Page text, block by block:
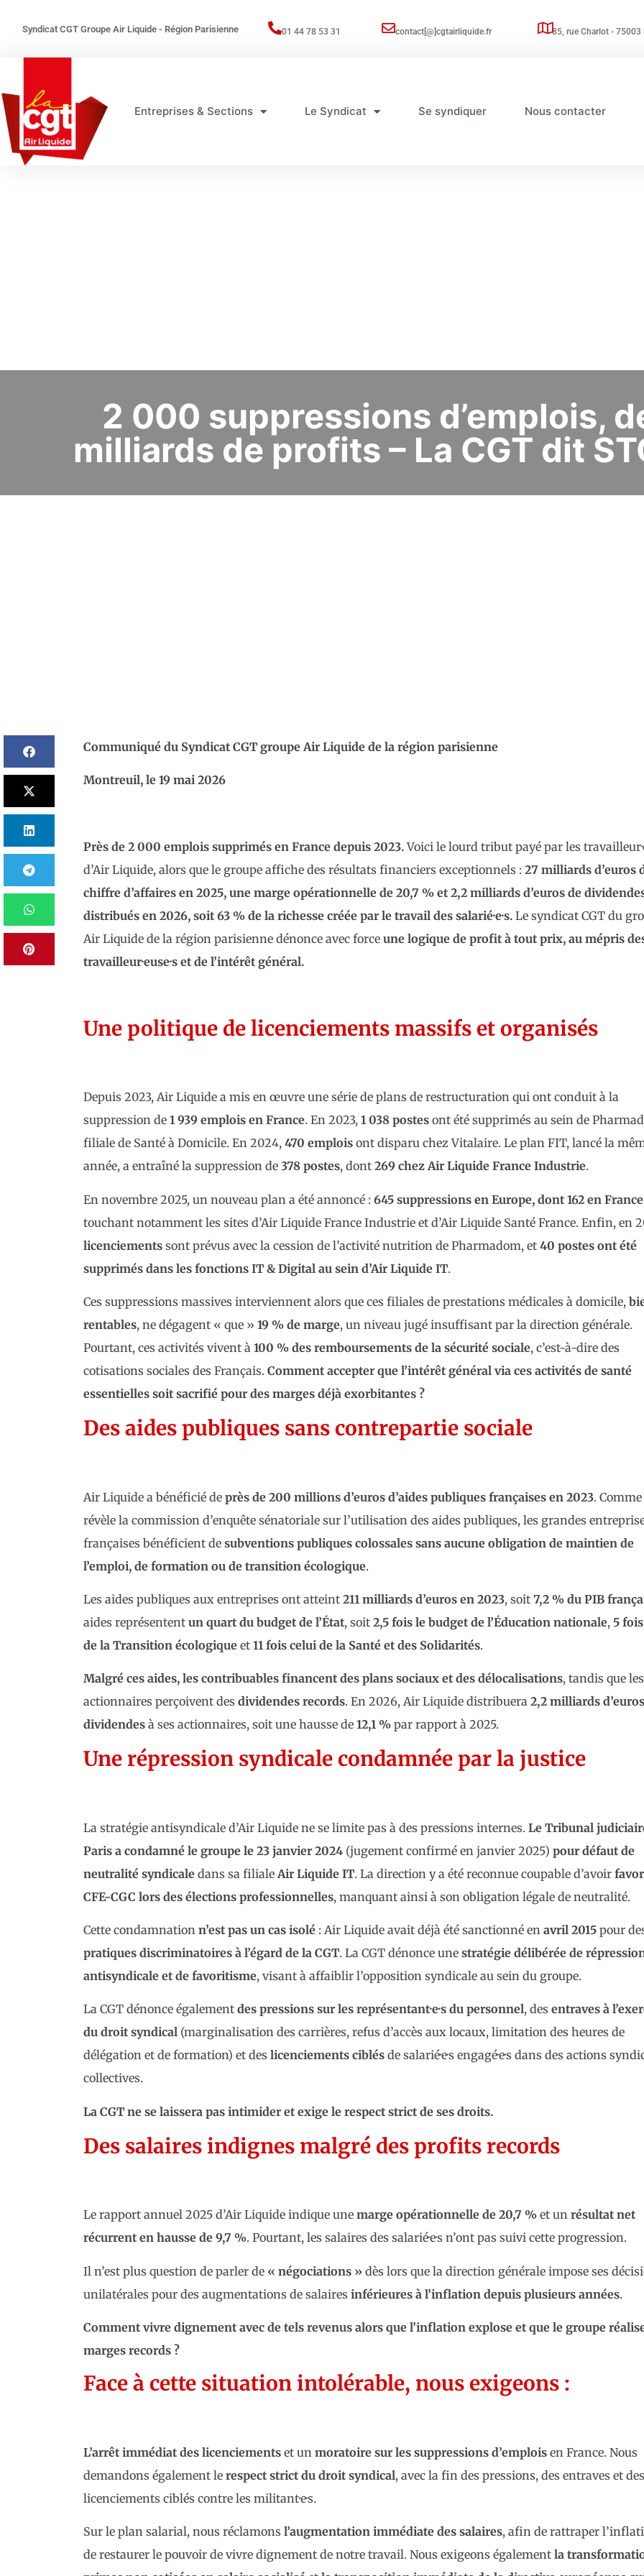
Syndicat CGT Groupe Air Liquide - Région Parisienne 01 44 78 53 31 contact[@]cgtairliquide.fr 85, rue Charlot - 75003
Entreprises & Sections Le Syndicat Se syndiquer Nous contacter
2 000 suppressions d’emplois,
milliards de profits – La CGT dit
Communiqué du Syndicat CGT groupe Air Liquide de la région parisienne
Montreuil, le 19 mai 2026
Près de 2 000 emplois supprimés en France depuis 2023.Voici le lourd tribut payé par les
d’Air Liquide, alors que le groupe affiche des résultats financiers exceptionnels : 27 milliards d’euros
chiffre d’affaires en 2025, une marge opérationnelle de 20,7 % et 2,2 milliards d’euros de
distribués en 2026, soit 63 % de la richesse créée par le travail des salarié·e·s.Le syndicat CGT du
Air Liquide de la région parisienne dénonce avec force une logique de profit à tout prix, au mépris
travailleur·euse·s et de l’intérêt général.
Une politique de licenciements massifs et organisés
Depuis 2023, Air Liquide a mis en œuvre une série de plans de restructuration qui ont conduit à la
suppression de 1 939 emplois en France. En 2023, 1 038 postesont été supprimés au sein de
filiale de Santé à Domicile. En 2024, 470 emploisont disparu chez Vitalaire. Le plan FIT, lancé la
année, a entraîné la suppression de 378 postes, dont 269 chez Air Liquide France Industrie.
En novembre 2025, un nouveau plan a été annoncé : 645 suppressions en Europe, dont 162 en France
touchant notamment les sites d’Air Liquide France Industrie et d’Air Liquide Santé France. Enfin, en
licenciementssont prévus avec la cession de l’activité nutrition de Pharmadom, et 40 postes ont été
supprimés dans les fonctions IT & Digital au sein d’Air Liquide IT.
Ces suppressions massives interviennent alors que ces filiales de prestations médicales à domicile,
rentables, ne dégagent « que » 19 % de marge, un niveau jugé insuffisant par la direction générale.
Pourtant, ces activités vivent à 100 % des remboursements de la sécurité sociale, c’est-à-dire des
cotisations sociales des Français. Comment accepter que l’intérêt général via ces activités de santé
essentielles soit sacrifié pour des marges déjà exorbitantes ?
Des aides publiques sans contrepartie sociale
Air Liquide a bénéficié de près de 200 millions d’euros d’aides publiques françaises en 2023. Comme
révèle la commission d’enquête sénatoriale sur l’utilisation des aides publiques, les grandes
françaises bénéficient de subventions publiques colossales sans aucune obligation de maintien de
l’emploi, de formation ou de transition écologique.
Les aides publiques aux entreprises ont atteint 211 milliards d’euros en 2023, soit 7,2 % du PIB
aides représentent un quart du budget de l’État, soit 2,5 fois le budget de l’Éducation nationale, 5
de la Transition écologiqueet 11 fois celui de la Santé et des Solidarités.
Malgré ces aides, les contribuables financent des plans sociaux et des délocalisations, tandis que les
actionnaires perçoivent des dividendes records. En 2026, Air Liquide distribuera 2,2 milliards
dividendesà ses actionnaires, soit une hausse de 12,1 %par rapport à 2025.
Une répression syndicale condamnée par la justice
La stratégie antisyndicale d’Air Liquide ne se limite pas à des pressions internes. Le Tribunal
Paris a condamné le groupe le 23 janvier 2024(jugement confirmé en janvier 2025) pour défaut de
neutralité syndicaledans sa filiale Air Liquide IT. La direction y a été reconnue coupable d’avoir
CFE-CGC lors des élections professionnelles, manquant ainsi à son obligation légale de neutralité.
Cette condamnation n’est pas un cas isolé: Air Liquide avait déjà été sanctionné en avril 2015pour
pratiques discriminatoires à l’égard de la CGT. La CGT dénonce une stratégie délibérée de
antisyndicale et de favoritisme, visant à affaiblir l’opposition syndicale au sein du groupe.
La CGT dénonce également des pressions sur les représentant·e·s du personnel, des entraves à
du droit syndical(marginalisation des carrières, refus d’accès aux locaux, limitation des heures de
délégation et de formation) et des licenciements ciblésde salarié·e·s engagé·e·s dans des actions
collectives.
La CGT ne se laissera pas intimider et exige le respect strict de ses droits.
Des salaires indignes malgré des profits records
Le rapport annuel 2025 d’Air Liquide indique une marge opérationnelle de 20,7 %et un résultat net
récurrent en hausse de 9,7 %. Pourtant, les salaires des salarié·e·s n’ont pas suivi cette progression.
Il n’est plus question de parler de « négociations »dès lors que la direction générale impose ses
unilatérales pour des augmentations de salaires inférieures à l’inflation depuis plusieurs années.
Comment vivre dignement avec de tels revenus alors que l’inflation explose et que le groupe
marges records ?
Face à cette situation intolérable, nous exigeons :
L’arrêt immédiat des licenciementset un moratoire sur les suppressions d’emploisen France. Nous
demandons également le respect strict du droit syndical, avec la fin des pressions, des entraves et des
licenciements ciblés contre les militant·e·s.
Sur le plan salarial, nous réclamons l’augmentation immédiate des salaires, afin de rattraper
de restaurer le pouvoir de vivre dignement de notre travail. Nous exigeons également la